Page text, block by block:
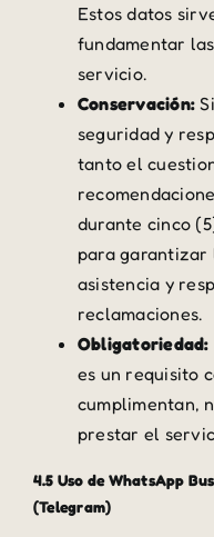
Estos datos
fundamentar
servicio.
Conservación:
seguridad y
tanto el
durante cinco
para
asistencia y
reclamaciones.
Obligatoriedad:
es un requisito
cumplimentan,
prestar el
4.5 Uso de WhatsApp
(Telegram)